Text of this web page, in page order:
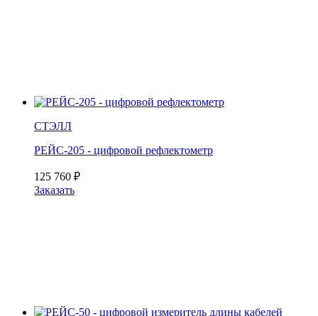
СТЭЛЛ
РЕЙС-205 - цифровой рефлектометр
125 760 ₽
Заказать